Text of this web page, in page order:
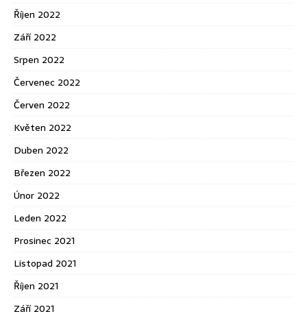
Říjen 2022
Září 2022
Srpen 2022
Červenec 2022
Červen 2022
Květen 2022
Duben 2022
Březen 2022
Únor 2022
Leden 2022
Prosinec 2021
Listopad 2021
Říjen 2021
Září 2021